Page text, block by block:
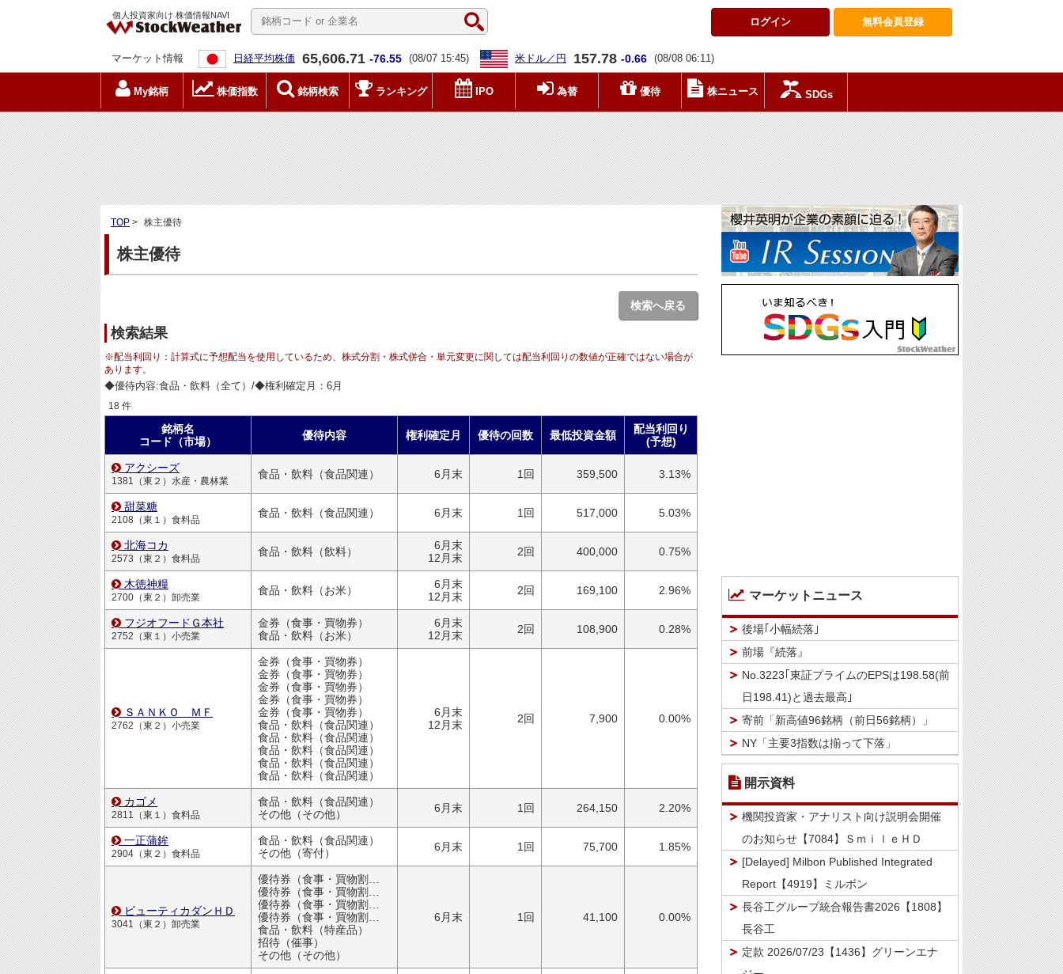
個人投資家向け 株価情報NAVI
無料会員登録
ログイン
マーケット情報 日経平均株価 65,606.71 -76.55 (08/07 15:45) 米ドル／円 157.78 -0.66 (08/08 06:11)
My銘柄 株価指数 銘柄検索 ランキング IPO 為替 優待 株ニュース SDGs
TOP > 株主優待
株主優待
検索へ戻る
検索結果
※配当利回り：計算式に予想配当を使用しているため、株式分割・株式併合・単元変更に関しては配当利回りの数値が正確ではない場合が
あります。
◆優待内容:食品・飲料（全て）/◆権利確定月：6月
18 件
銘柄名
コード（市場）
優待内容 権利確定月 優待の回数 最低投資金額
配当利回り
(予想)
アクシーズ
1381（東２）水産・農林業
食品・飲料（食品関連） 6月末 1回 359,500 3.13%
甜菜糖
2108（東１）食料品
食品・飲料（食品関連） 6月末 1回 517,000 5.03%
北海コカ
2573（東２）食料品
食品・飲料（飲料）
6月末
12月末
2回 400,000 0.75%
木徳神糧
2700（東２）卸売業
食品・飲料（お米）
6月末
12月末
2回 169,100 2.96%
フジオフードＧ本社
2752（東１）小売業
金券（食事・買物券）
食品・飲料（お米）
6月末
12月末
2回 108,900 0.28%
ＳＡＮＫＯ ＭＦ
2762（東２）小売業
金券（食事・買物券）
金券（食事・買物券）
金券（食事・買物券）
金券（食事・買物券）
金券（食事・買物券）
食品・飲料（食品関連）
食品・飲料（食品関連）
食品・飲料（食品関連）
食品・飲料（食品関連）
食品・飲料（食品関連）
6月末
12月末
2回 7,900 0.00%
カゴメ
2811（東１）食料品
食品・飲料（食品関連）
その他（その他）
6月末 1回 264,150 2.20%
一正蒲鉾
2904（東２）食料品
食品・飲料（食品関連）
その他（寄付）
6月末 1回 75,700 1.85%
ビューティカダンＨＤ
3041（東２）卸売業
優待券（食事・買物割引券）
優待券（食事・買物割引券）
優待券（食事・買物割引券）
優待券（食事・買物割引券）
食品・飲料（特産品）
招待（催事）
その他（その他）
6月末 1回 41,100 0.00%
マーケットニュース
後場｢小幅続落｣
前場『続落』
No.3223｢東証プライムのEPSは198.58(前
日198.41)と過去最高｣
寄前「新高値96銘柄（前日56銘柄）」
NY「主要3指数は揃って下落」
開示資料
機関投資家・アナリスト向け説明会開催
のお知らせ【7084】ＳｍｉｌｅＨＤ
[Delayed] Milbon Published Integrated
Report【4919】ミルボン
長谷工グループ統合報告書2026【1808】
長谷工
定款 2026/07/23【1436】グリーンエナ